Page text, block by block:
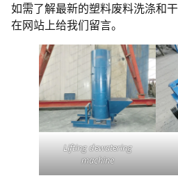
如需了解最新的塑料废料洗涤和
在网站上给我们留言。
Lifting dewatering
machine